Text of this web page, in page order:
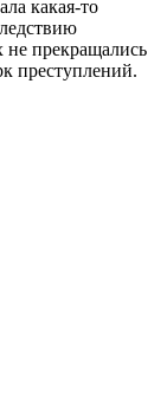
какая-то
не прекращались
преступлений.